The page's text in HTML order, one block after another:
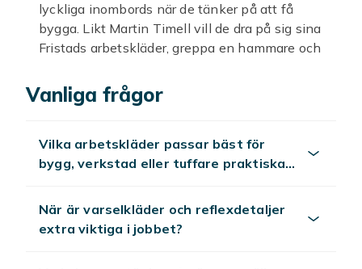
lyckliga inombords när de tänker på att få
bygga. Likt Martin Timell vill de dra på sig sina
Fristads arbetskläder, greppa en hammare och
någonting med sina egna händer är värdefullt
för många, och det är inte konstigt att så
semester till att bygga någonting på tomten.
Att ha tåliga kläder är viktigt, och här hittar du
kommer rå på, du kan räkna med att de håller
och skyddar din hud från stickor, smuts och
Vanliga frågor
Vilka arbetskläder passar bäst för
bygg, verkstad eller tuffare praktiska
När är varselkläder och reflexdetaljer
extra viktiga i jobbet?